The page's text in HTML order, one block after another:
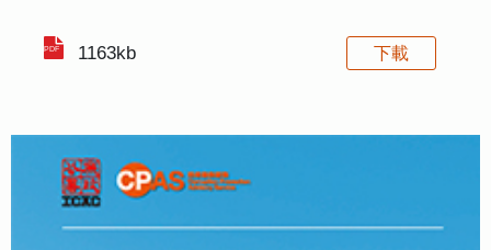
1163kb 下載